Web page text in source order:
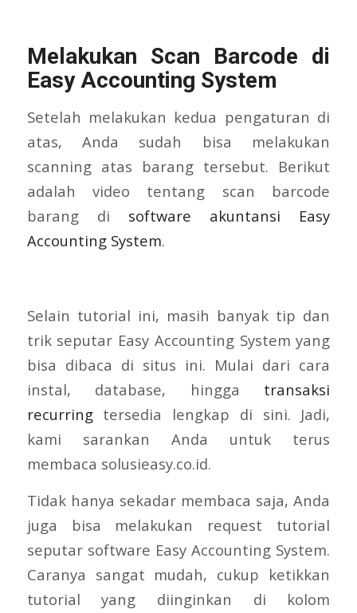
Melakukan Scan Barcode di
Easy Accounting System
Setelah melakukan kedua pengaturan di
atas, Anda sudah bisa melakukan
scanning atas barang tersebut. Berikut
adalah video tentang scan barcode
barang di software akuntansi Easy
Accounting System.
Selain tutorial ini, masih banyak tip dan
trik seputar Easy Accounting System yang
bisa dibaca di situs ini. Mulai dari cara
instal, database, hingga transaksi
recurringtersedia lengkap di sini. Jadi,
kami sarankan Anda untuk terus
membaca solusieasy.co.id.
Tidak hanya sekadar membaca saja, Anda
juga bisa melakukan request tutorial
seputar software Easy Accounting System.
Caranya sangat mudah, cukup ketikkan
tutorial yang diinginkan di kolom